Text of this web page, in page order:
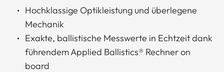
Hochklassige Optikleistung und überlegene
Mechanik
Exakte, ballistische Messwerte in Echtzeit dank
führendem Applied Ballistics® Rechner on
board